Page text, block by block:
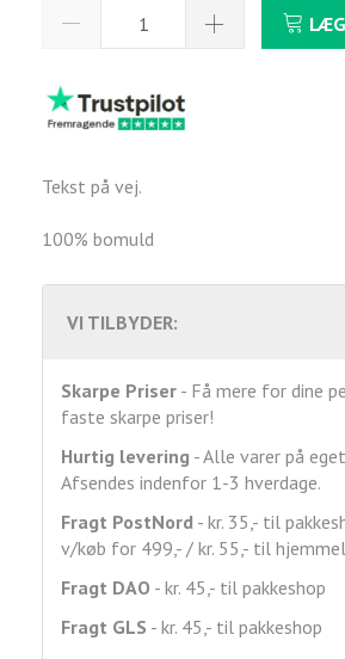
Tekst på vej.
100% bomuld
VI TILBYDER:
Skarpe Priser - Få mere for dine
faste skarpe priser!
Hurtig levering - Alle varer på
Afsendes indenfor 1-3 hverdage.
Fragt PostNord - kr. 35,- til
v/køb for 499,- / kr. 55,- til
Fragt DAO - kr. 45,- til pakkeshop
Fragt GLS - kr. 45,- til pakkeshop